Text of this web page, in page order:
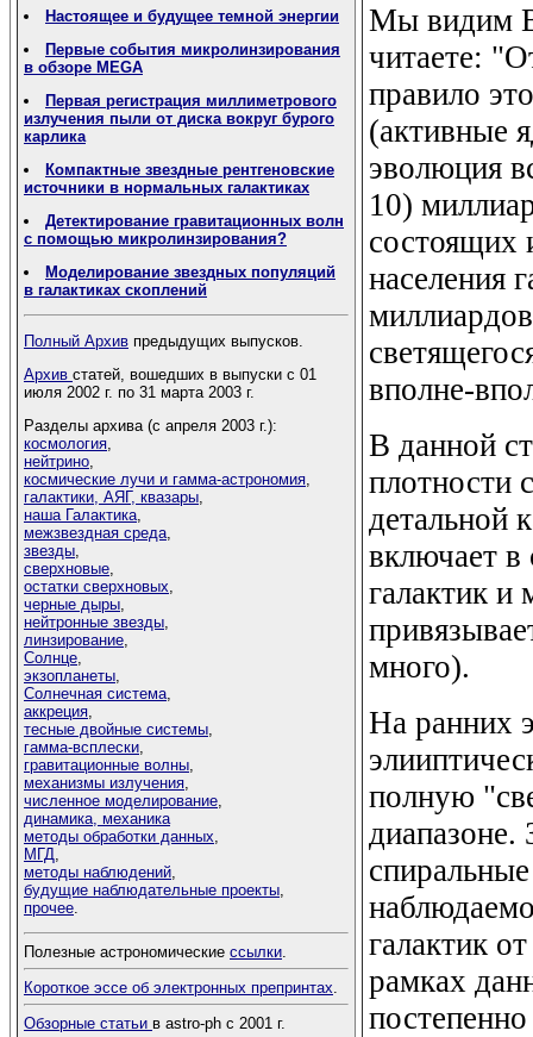
Настоящее и будущее темной энергии
Первые события микролинзирования
в обзоре MEGA
Первая регистрация миллиметрового
излучения пыли от диска вокруг бурого
карлика
Компактные звездные рентгеновские
источники в нормальных галактиках
Детектирование гравитационных волн
с помощью микролинзирования?
Моделирование звездных популяций
в галактиках скоплений
Полный Архив предыдущих выпусков.
Архив статей, вошедших в выпуски с 01
июля 2002 г. по 31 марта 2003 г.
Разделы архива (с апреля 2003 г.):
космология,
нейтрино,
космические лучи и гамма-астрономия,
галактики, АЯГ, квазары,
наша Галактика,
межзвездная среда,
звезды,
сверхновые,
остатки сверхновых,
черные дыры,
нейтронные звезды,
линзирование,
Солнце,
экзопланеты,
Солнечная система,
аккреция,
тесные двойные системы,
гамма-всплески,
гравитационные волны,
механизмы излучения,
численное моделирование,
динамика, механика
методы обработки данных,
МГД,
методы наблюдений,
будущие наблюдательные проекты,
прочее.
Полезные астрономические ссылки
Короткое эссе об электронных препринтах
Обзорные статьи в astro-ph с 2001 г.
Мы видим
читаете:
правило
(активные
эволюция
10)
состоящих
населения
вполне-
В данной
плотности
детальной
включает в
галактик и
много).
На ранних
полную
галактик
рамках